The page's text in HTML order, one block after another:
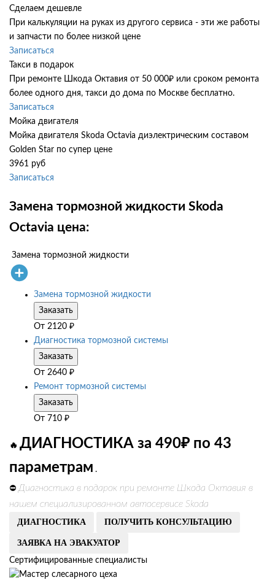
Сделаем дешевле
При калькуляции на руках из другого сервиса - эти же работы
и запчасти по более низкой цене
Записаться
Такси в подарок
При ремонте Шкода Октавия от 50 000₽ или сроком ремонта
более одного дня, такси до дома по Москве бесплатно.
Записаться
Мойка двигателя
Мойка двигателя Skoda Octavia диэлектрическим составом
Golden Star по супер цене
3961 руб
Записаться
Замена тормозной жидкости Skoda
Octavia цена:
Замена тормозной жидкости
Замена тормозной жидкости
Заказать
От 2120 ₽
Диагностика тормозной системы
Заказать
От 2640 ₽
Ремонт тормозной системы
Заказать
От 710 ₽
🔥 ДИАГНОСТИКА за 490₽ по 43
параметрам .
⛔ Диагностика в подарок при ремонте Шкода Октавия в
нашем специализированном автосервисе Skoda
ДИАГНОСТИКА ПОЛУЧИТЬ КОНСУЛЬТАЦИЮ
ЗАЯВКА НА ЭВАКУАТОР
Сертифицированные специалисты